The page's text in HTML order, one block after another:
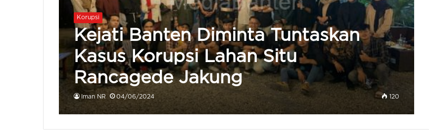
Korupsi
Kejati Banten Diminta Tuntaskan
Kasus Korupsi Lahan Situ
Rancagede Jakung
Iman NR 04/06/2024 120